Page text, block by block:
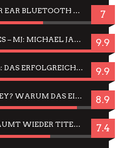
JBL TUNE 720BT: OVER EAR BLUETOOTH KOPFHÖRER UM DIE 50,-€ IM DAUER-TEST 7
WEGEN DES ERFOLGES – MJ: MICHAEL JACKSON MUSICAL IN EINER MATINEE SEHEN 9.9
JELLYFISH HAMBURG: DAS ERFOLGREICHE SOMMER-MENÜ 2025 IN GEFÜHLEN UND BILDERN 9.9
CÉSAR FÜR JIM CARREY? WARUM DAS EINER DER NERVIGSTEN ACTORS IST UND BLEIBT 8.9
JING JING: IN-THAI RÄUMT WIEDER TITEL AB – EIN ZWEI-STUNDEN-ERLEBNISBERICHT 7.4